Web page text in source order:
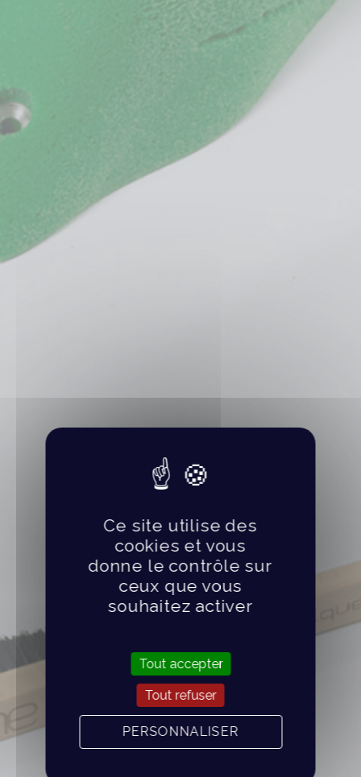
Ce site utilise des
cookies et vous
donne le contrôle sur
ceux que vous
souhaitez activer
Tout accepter
Tout refuser
PERSONNALISER